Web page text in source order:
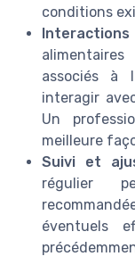
conditions
Interactions
associés à
interagir
Un
meilleure
Suivi et
régulier
éventuels